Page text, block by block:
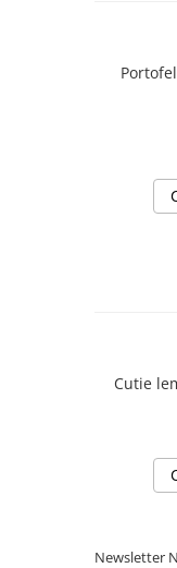
Cutie
Newsletter